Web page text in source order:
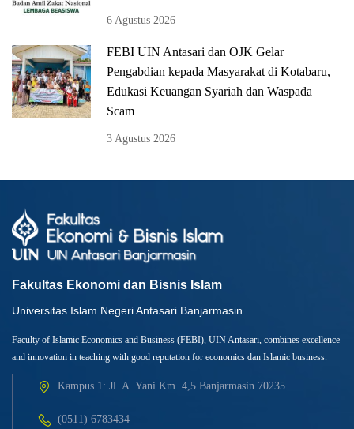
6 Agustus 2026
FEBI UIN Antasari dan OJK Gelar
Pengabdian kepada Masyarakat di Kotabaru,
Edukasi Keuangan Syariah dan Waspada
Scam
3 Agustus 2026
Fakultas Ekonomi dan Bisnis Islam
Universitas Islam Negeri Antasari Banjarmasin
Faculty of Islamic Economics and Business (FEBI), UIN Antasari, combines excellence
and innovation in teaching with good reputation for economics dan Islamic business.
Kampus 1: Jl. A. Yani Km. 4,5 Banjarmasin 70235
(0511) 6783434